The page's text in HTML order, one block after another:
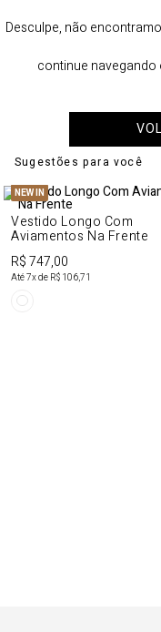
Desculpe, não
continue
Sugestões para você
NEW IN
Vestido Longo Com
Aviamentos Na Frente
R$ 747,00
Até7x de R$ 106,71